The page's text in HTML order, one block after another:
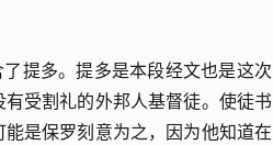
提多。提多是本段经文也是这次
受割礼的外邦人基督徒。使徒书
是保罗刻意为之，因为他知道在